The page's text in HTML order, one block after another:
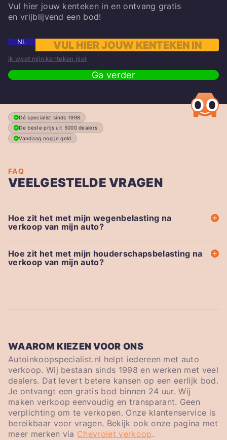
Vul hier jouw kenteken in en ontvang gratis
en vrijblijvend een bod!
NL
Ik weet mijn kenteken niet
Ga verder
Dé specialist sinds 1998
De beste prijs uit 5000 dealers
Vandaag nog je geld
FAQ
VEELGESTELDE VRAGEN
Hoe zit het met mijn wegenbelasting na
verkoop van mijn auto?
Hoe zit het met mijn houderschapsbelasting na
verkoop van mijn auto?
WAAROM KIEZEN VOOR ONS
Autoinkoopspecialist.nl helpt iedereen met auto
verkoop. Wij bestaan sinds 1998 en werken met veel
dealers. Dat levert betere kansen op een eerlijk bod.
Je ontvangt een gratis bod binnen 24 uur. Wij
maken verkoop eenvoudig en transparant. Geen
verplichting om te verkopen. Onze klantenservice is
bereikbaar voor vragen. Bekijk ook onze pagina met
meer merken via Chevrolet verkoop.